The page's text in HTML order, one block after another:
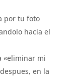
por tu foto
hacia el
«eliminar mi
en la